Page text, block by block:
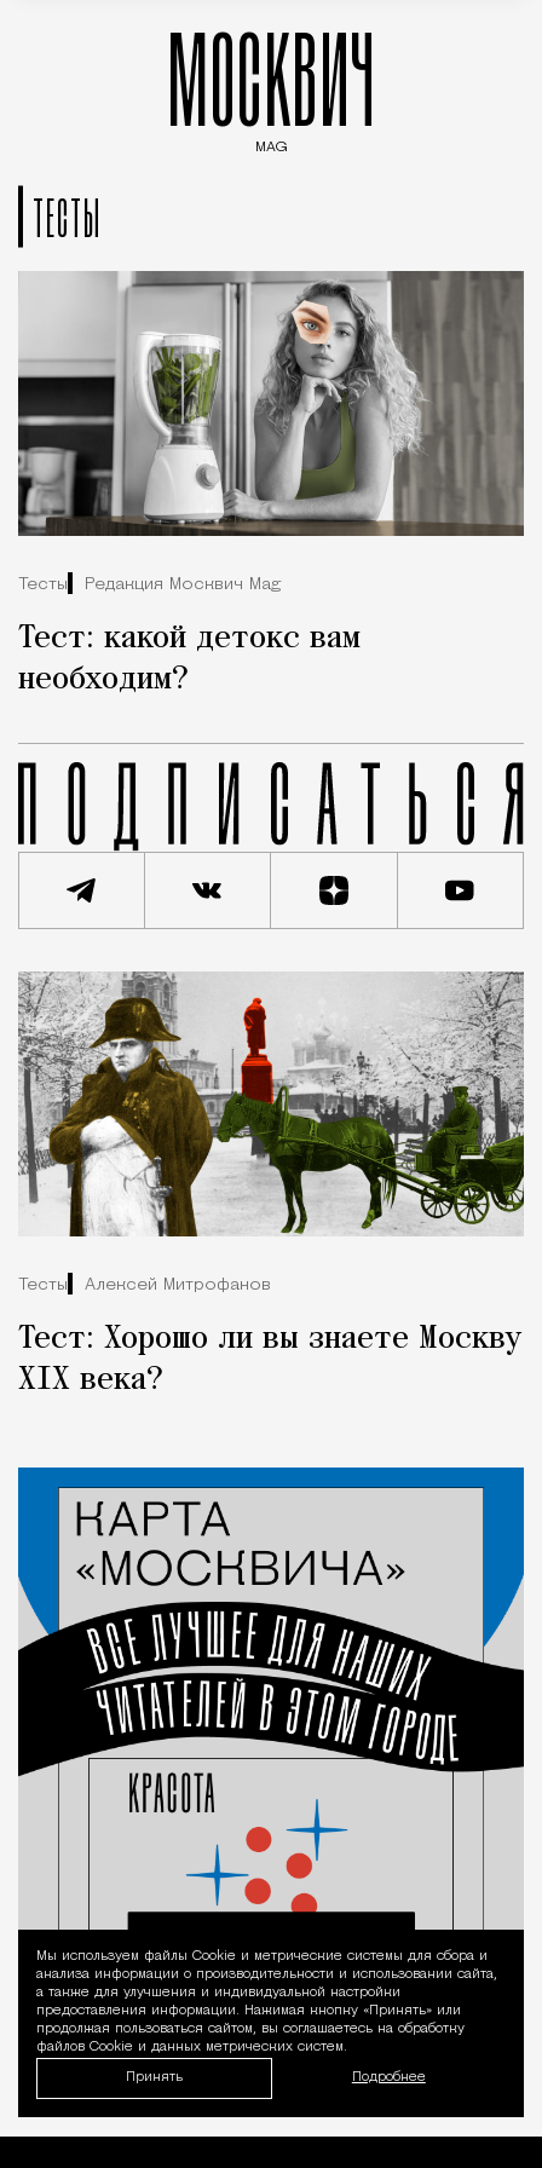
МОСКВИЧ
MAG
ТЕСТЫ
Тесты Редакция Москвич Mag
Тест: какой детокс вам
необходим?
Тесты Алексей Митрофанов
Тест: Хорошо ли вы знаете Москву
XIX века?
Уведомление
Мы используем файлы Сookie и метрические системы для сбора и
анализа информации о производительности и использовании сайта,
а также для улучшения и индивидуальной настройки
предоставления информации. Нажимая кнопку «Принять» или
продолжая пользоваться сайтом, вы соглашаетесь на обработку
файлов Cookie и данных метрических систем.
Принять Подробнее